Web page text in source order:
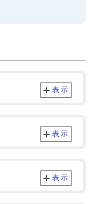
表示
表示
表示